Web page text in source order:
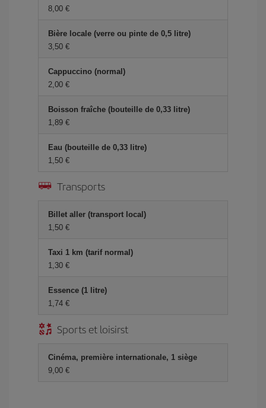
8,00 €
Bière locale (verre ou pinte de 0,5 litre)
3,50 €
Cappuccino (normal)
2,00 €
Boisson fraîche (bouteille de 0,33 litre)
1,89 €
Eau (bouteille de 0,33 litre)
1,50 €
Transports
Billet aller (transport local)
1,50 €
Taxi 1 km (tarif normal)
1,30 €
Essence (1 litre)
1,74 €
Sports et loisirst
Cinéma, première internationale, 1 siège
9,00 €